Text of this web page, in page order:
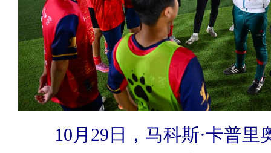
10月29日，马科斯·卡普里